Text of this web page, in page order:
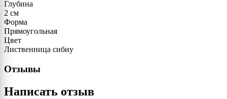
Глубина
2 см
Форма
Прямоугольная
Цвет
Лиственница сибиу
Отзывы
Написать отзыв